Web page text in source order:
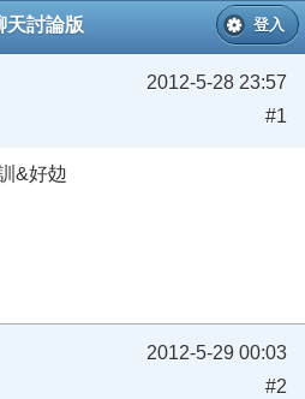
天討論版 登入
2012-5-28 23:57
#1
&好攰
2012-5-29 00:03
#2